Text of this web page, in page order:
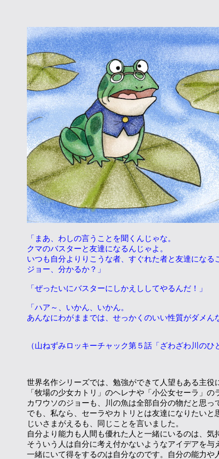
「まあ、わしの言うことを聞くんじゃな。
クマのバスターと友達になるんじゃよ。
いつも自分よりりこうな者、すぐれた者と友達になる
ジョー、分かるか？」
「ぜったいにバスターにしかえししてやるんだ！」
「ハア～、いかん、いかん。
あんなにわがままでは、せっかくのいい性質がダメん
（山ねずみロッキーチャック第５話「ざわざわ川のひ
世界名作シリーズでは、勉強ができて人望もある主
「牧場の少女カトリ」のヘレナや「小公女セーラ」の
カワウソのジョーも、川の魚は全部自分の物だと思
でも、私なら、セーラやカトリとは友達になりたいと
じいさまがえるも、同じことを言いました。
自分より能力も人間も優れた人と一緒にいるのは、気
そういう人は自分に考え付かないようなアイデアを
一緒にいて得をするのは自分なのです。自分の能力